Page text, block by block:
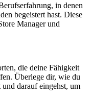
in denen
begeistert hast. Diese
Manager und
die deine Fähigkeit
Überlege dir, wie du
darauf eingehst, um